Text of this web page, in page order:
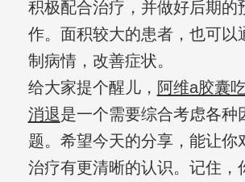
积极配合治疗，并做好后期的
作。面积较大的患者，也可以
制病情，改善症状。
给大家提个醒儿， 阿维a胶囊
消退是一个需要综合考虑各种
题。希望今天的分享，能让你
治疗有更清晰的认识。记住，